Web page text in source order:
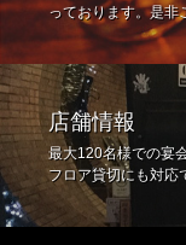
っております。是非
店舗情報
最大120名様での宴
フロア貸切にも対応